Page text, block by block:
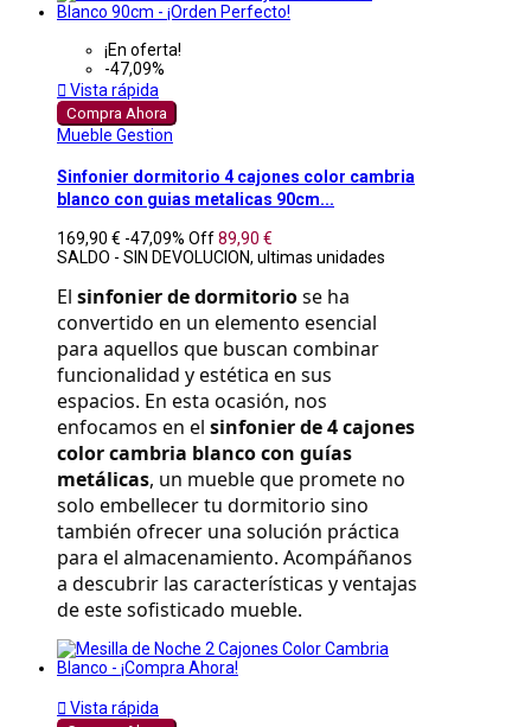
¡En oferta!
-47,09%
 Vista rápida
Compra Ahora
Mueble Gestion
Sinfonier dormitorio 4 cajones color cambria
blanco con guias metalicas 90cm...
169,90 € -47,09% Off89,90 €
SALDO - SIN DEVOLUCION, ultimas unidades
El sinfonier de dormitorio se ha
convertido en un elemento esencial
para aquellos que buscan combinar
funcionalidad y estética en sus
espacios. En esta ocasión, nos
enfocamos en el sinfonier de 4 cajones
color cambria blanco con guías
metálicas, un mueble que promete no
solo embellecer tu dormitorio sino
también ofrecer una solución práctica
para el almacenamiento. Acompáñanos
a descubrir las características y ventajas
de este sofisticado mueble.
 Vista rápida